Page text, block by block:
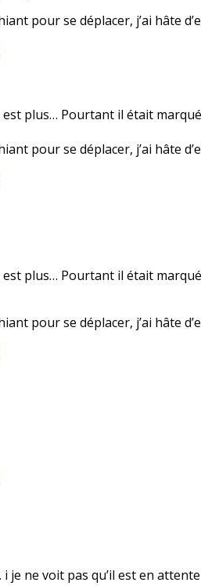
pour se déplacer, j’ai hâte
est plus… Pourtant il était
pour se déplacer, j’ai hâte
est plus… Pourtant il était
pour se déplacer, j’ai hâte
i je ne voit pas qu’il est en